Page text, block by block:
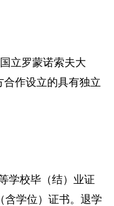
立罗蒙诺索夫大
作设立的具有独立
学校毕（结）业证
含学位）证书。退学